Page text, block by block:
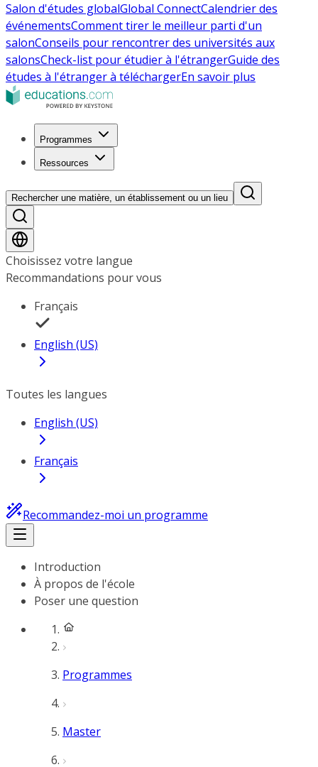
Salon d'études globalGlobal ConnectCalendrier des
événementsComment tirer le meilleur parti d'un
salonConseils pour rencontrer des universités aux
salonsCheck-list pour étudier à l'étrangerGuide des
études à l'étranger à téléchargerEn savoir plus
Programmes
Ressources
Rechercher une matière, un établissement ou un lieu
Choisissez votre langue
Recommandations pour vous
Français
English (US)
Toutes les langues
English (US)
Français
Recommandez-moi un programme
Introduction
À propos de l'école
Poser une question
Programmes
Master